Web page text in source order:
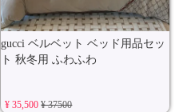
gucci ベルベット ベッド用品セッ
ト 秋冬用 ふわふわ
¥ 35,500¥ 37500